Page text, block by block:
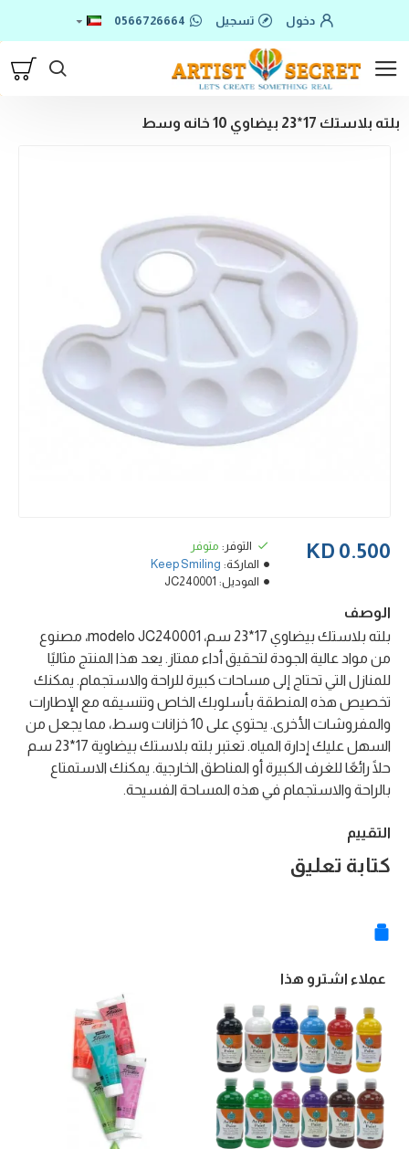
دخول تسجيل 0566726664
بلته بلاستك 17*23 بيضاوي 10 خانه وسط
0.500 KD التوفر: متوفر
الماركة: Keep Smiling
الموديل: JC240001
الوصف
بلته بلاستك بيضاوي 17*23 سم، modelo JC240001، مصنوع
من مواد عالية الجودة لتحقيق أداء ممتاز. يعد هذا المنتج مثاليًا
للمنازل التي تحتاج إلى مساحات كبيرة للراحة والاستجمام. يمكنك
تخصيص هذه المنطقة بأسلوبك الخاص وتنسيقه مع الإطارات
والمفروشات الأخرى. يحتوي على 10 خزانات وسط، مما يجعل من
السهل عليك إدارة المياه. تعتبر بلته بلاستك بيضاوية 17*23 سم
حلًا رائعًا للغرف الكبيرة أو المناطق الخارجية. يمكنك الاستمتاع
بالراحة والاستجمام في هذه المساحة الفسيحة.
التقييم
كتابة تعليق
عملاء اشترو هذا